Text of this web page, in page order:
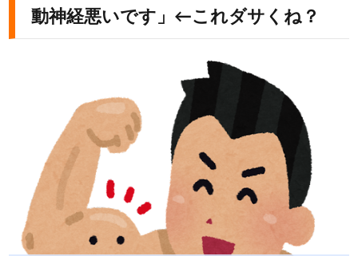
動神経悪いです」←これダサくね？